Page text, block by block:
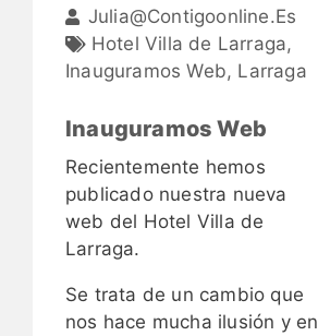
Julia@contigoonline.es
Hotel Villa de Larraga,
Inauguramos Web, Larraga
Inauguramos Web
Recientemente hemos
publicado nuestra nueva
web del Hotel Villa de
Larraga.
Se trata de un cambio que
nos hace mucha ilusión y en